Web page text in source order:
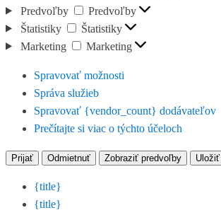
Predvoľby
Predvoľby
Štatistiky
Štatistiky
Marketing
Marketing
Spravovať možnosti
Správa služieb
Spravovať {vendor_count} dodávateľov
Prečítajte si viac o týchto účeloch
Prijať Odmietnuť Zobraziť predvoľby
{title}
{title}